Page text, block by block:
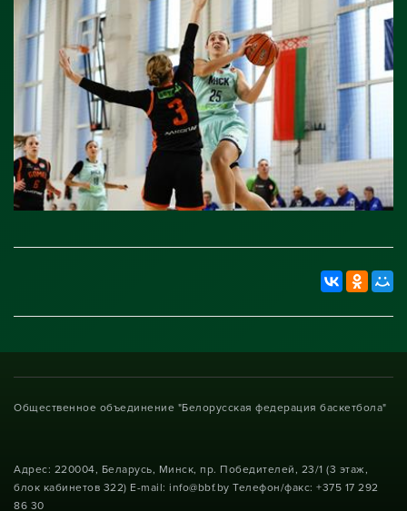
Общественное объединение "Белорусская федерация баскетбола"
Адрес: 220004, Беларусь, Минск, пр. Победителей, 23/1 (3 этаж,
блок кабинетов 322) E-mail: info@bbf.by Телефон/факс: +375 17 292
86 30